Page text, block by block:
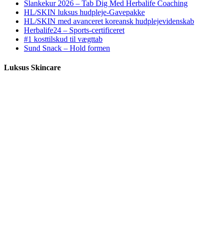
Slankekur 2026 – Tab Dig Med Herbalife Coaching
HL/SKIN luksus hudpleje-Gavepakke
HL/SKIN med avanceret koreansk hudplejevidenskab
Herbalife24 – Sports-certificeret
#1 kosttilskud til vægttab
Sund Snack – Hold formen
Luksus Skincare